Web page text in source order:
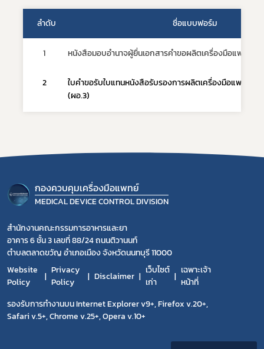
ลำดับ ชื่อแบบฟอร์ม
1 หนังสือมอบอำนาจผู้ยื่นเอกสารคำขอผลิตเครื่องมือแพทย์เ
2
ใบคำขอรับใบแทนหนังสือรับรองการผลิตเครื่องมือแพทย์เพื่
(ผอ.3)
กองควบคุมเครื่องมือแพทย์
MEDICAL DEVICE CONTROL DIVISION
สำนักงานคณะกรรมการอาหารและยา
อาคาร 6 ชั้น 3 เลขที่ 88/24 ถนนติวานนท์
ตำบลตลาดขวัญ อำเภอเมือง จังหวัดนนทบุรี 11000
Website
Policy
Privacy
Policy
Disclaimer
เว็บไซต์
เก่า
เฉพาะเจ้า
หน้าที่
รองรับการทำงานบน Internet Explorer v9+, Firefox v.20+,
Safari v.5+, Chrome v.25+, Opera v.10+
ข่าวประชาสัมพันธ์ทั่วไป